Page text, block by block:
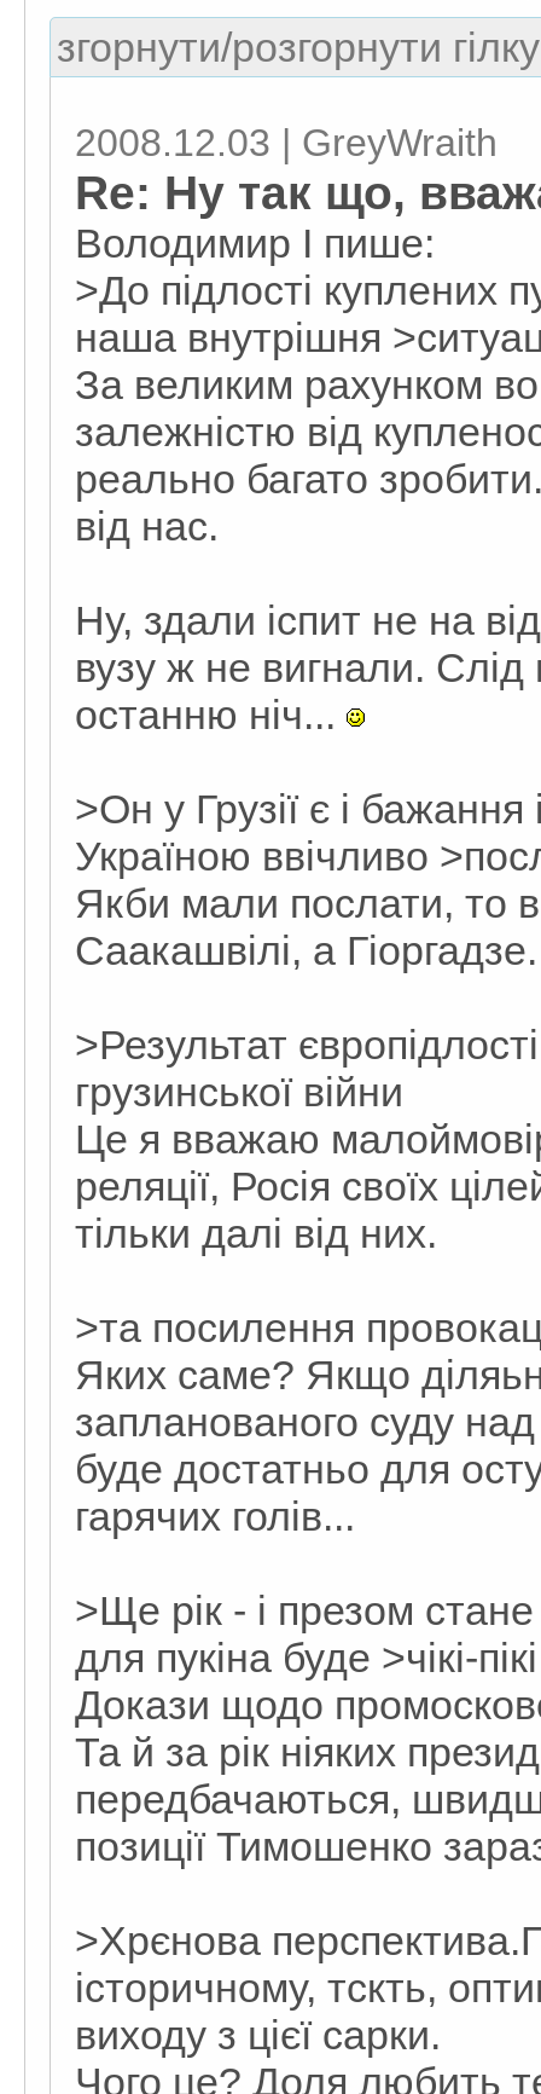
згорнути/розгорнути
2008.12.03 | GreyWraith
Re: Ну так що,
Володимир I пише:
>До підлості куплених
наша внутрішня
За великим рахунком
залежністю від
реально багато
від нас.
Ну, здали іспит не на
вузу ж не вигнали. Слід
останню ніч...
>Он у Грузії є і
Україною ввічливо
Якби мали послати, то в
Саакашвілі, а
>Результат
грузинської війни
Це я вважаю
реляції, Росія своїх
тільки далі від них.
>та посилення
Яких саме? Якщо
запланованого суду
буде достатньо для
гарячих голів...
>Ще рік - і презом
для пукіна буде >чікі-
Докази щодо
Та й за рік ніяких
передбачаються,
позиції Тимошенко
>Хрєнова
історичному, тскть,
виходу з цієї сарки.
Чого це? Доля любить